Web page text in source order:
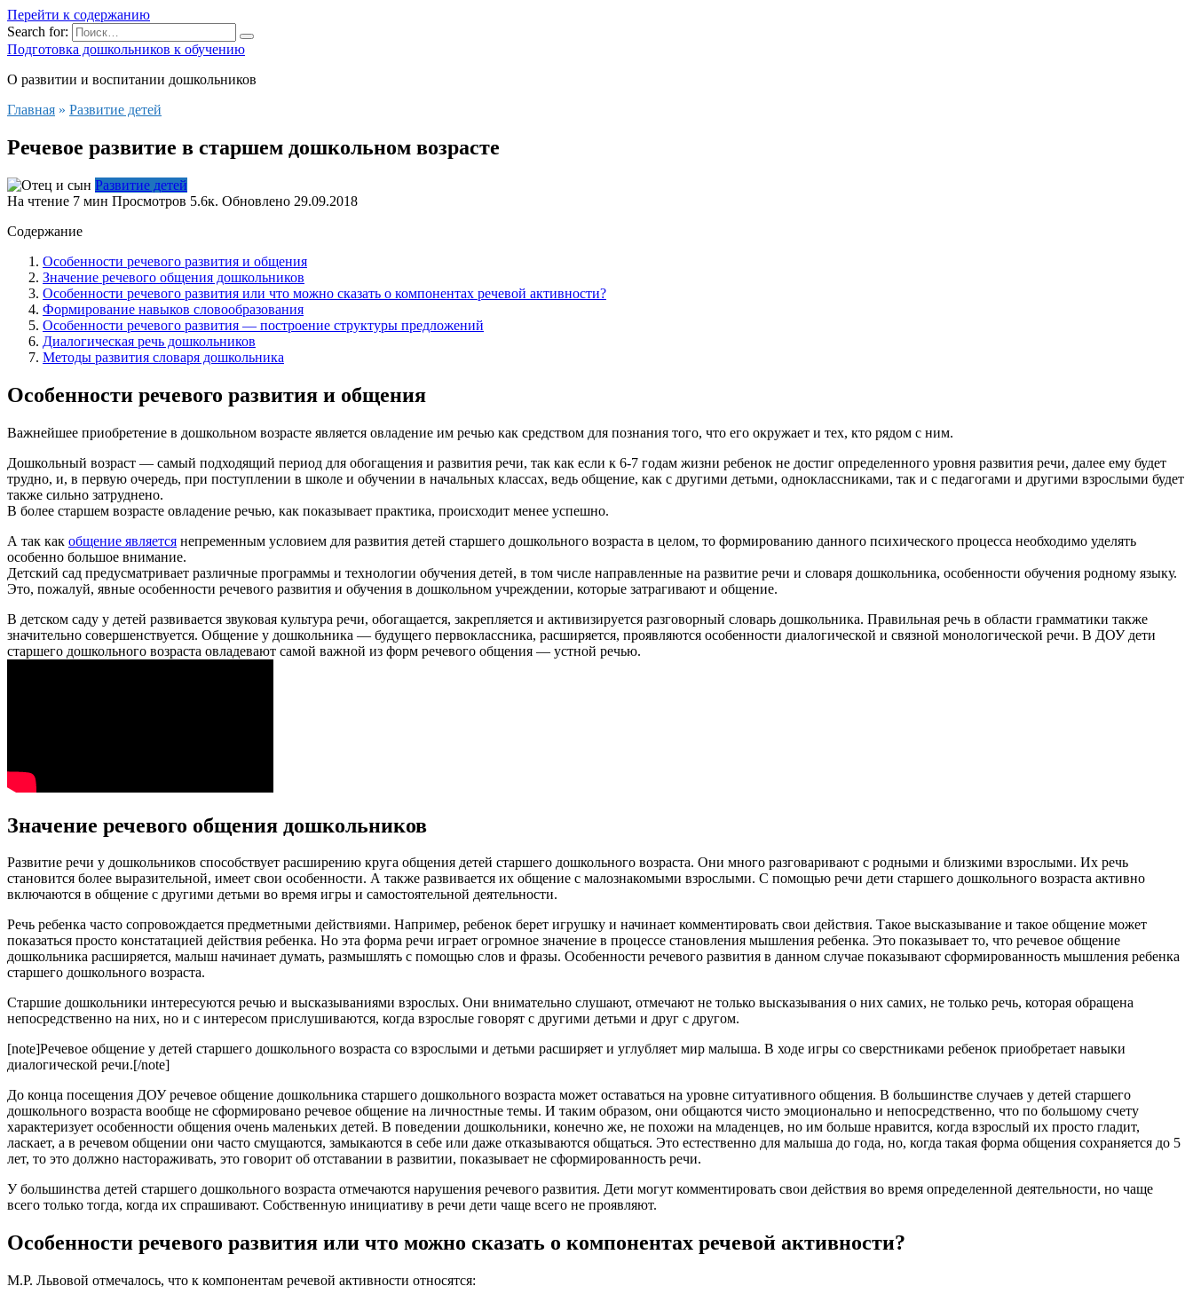
Перейти к содержанию
Search for:
Подготовка дошкольников к обучению
О развитии и воспитании дошкольников
Главная » Развитие детей
Речевое развитие в старшем дошкольном возрасте
Развитие детей
На чтение 7 мин Просмотров 5.6к. Обновлено 29.09.2018
Содержание
Особенности речевого развития и общения
Значение речевого общения дошкольников
Особенности речевого развития или что можно сказать о компонентах речевой активности?
Формирование навыков словообразования
Особенности речевого развития — построение структуры предложений
Диалогическая речь дошкольников
Методы развития словаря дошкольника
Особенности речевого развития и общения
Важнейшее приобретение в дошкольном возрасте является овладение им речью как средством для познания того, что его окружает и тех, кто рядом с ним.
Дошкольный возраст — самый подходящий период для обогащения и развития речи, так как если к 6-7 годам жизни ребенок не достиг определенного уровня развития речи, далее ему будет
трудно, и, в первую очередь, при поступлении в школе и обучении в начальных классах, ведь общение, как с другими детьми, одноклассниками, так и с педагогами и другими взрослыми будет
также сильно затруднено.
В более старшем возрасте овладение речью, как показывает практика, происходит менее успешно.
А так как общение является непременным условием для развития детей старшего дошкольного возраста в целом, то формированию данного психического процесса необходимо уделять
особенно большое внимание.
Детский сад предусматривает различные программы и технологии обучения детей, в том числе направленные на развитие речи и словаря дошкольника, особенности обучения родному языку.
Это, пожалуй, явные особенности речевого развития и обучения в дошкольном учреждении, которые затрагивают и общение.
В детском саду у детей развивается звуковая культура речи, обогащается, закрепляется и активизируется разговорный словарь дошкольника. Правильная речь в области грамматики также
значительно совершенствуется. Общение у дошкольника — будущего первоклассника, расширяется, проявляются особенности диалогической и связной монологической речи. В ДОУ дети
старшего дошкольного возраста овладевают самой важной из форм речевого общения — устной речью.
Значение речевого общения дошкольников
Развитие речи у дошкольников способствует расширению круга общения детей старшего дошкольного возраста. Они много разговаривают с родными и близкими взрослыми. Их речь
становится более выразительной, имеет свои особенности. А также развивается их общение с малознакомыми взрослыми. С помощью речи дети старшего дошкольного возраста активно
включаются в общение с другими детьми во время игры и самостоятельной деятельности.
Речь ребенка часто сопровождается предметными действиями. Например, ребенок берет игрушку и начинает комментировать свои действия. Такое высказывание и такое общение может
показаться просто констатацией действия ребенка. Но эта форма речи играет огромное значение в процессе становления мышления ребенка. Это показывает то, что речевое общение
дошкольника расширяется, малыш начинает думать, размышлять с помощью слов и фразы. Особенности речевого развития в данном случае показывают сформированность мышления ребенка
старшего дошкольного возраста.
Старшие дошкольники интересуются речью и высказываниями взрослых. Они внимательно слушают, отмечают не только высказывания о них самих, не только речь, которая обращена
непосредственно на них, но и с интересом прислушиваются, когда взрослые говорят с другими детьми и друг с другом.
[note]Речевое общение у детей старшего дошкольного возраста со взрослыми и детьми расширяет и углубляет мир малыша. В ходе игры со сверстниками ребенок приобретает навыки
диалогической речи.[/note]
До конца посещения ДОУ речевое общение дошкольника старшего дошкольного возраста может оставаться на уровне ситуативного общения. В большинстве случаев у детей старшего
дошкольного возраста вообще не сформировано речевое общение на личностные темы. И таким образом, они общаются чисто эмоционально и непосредственно, что по большому счету
характеризует особенности общения очень маленьких детей. В поведении дошкольники, конечно же, не похожи на младенцев, но им больше нравится, когда взрослый их просто гладит,
ласкает, а в речевом общении они часто смущаются, замыкаются в себе или даже отказываются общаться. Это естественно для малыша до года, но, когда такая форма общения сохраняется до 5
лет, то это должно настораживать, это говорит об отставании в развитии, показывает не сформированность речи.
У большинства детей старшего дошкольного возраста отмечаются нарушения речевого развития. Дети могут комментировать свои действия во время определенной деятельности, но чаще
всего только тогда, когда их спрашивают. Собственную инициативу в речи дети чаще всего не проявляют.
Особенности речевого развития или что можно сказать о компонентах речевой активности?
М.Р. Львовой отмечалось, что к компонентам речевой активности относятся: